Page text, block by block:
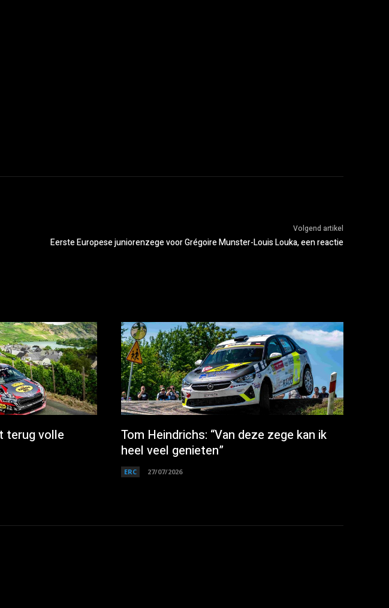
Volgend artikel
Eerste Europese juniorenzege voor Grégoire Munster-Louis Louka, een reactie
terug volle
Tom Heindrichs: “Van deze zege kan ik
heel veel genieten”
ERC 27/07/2026